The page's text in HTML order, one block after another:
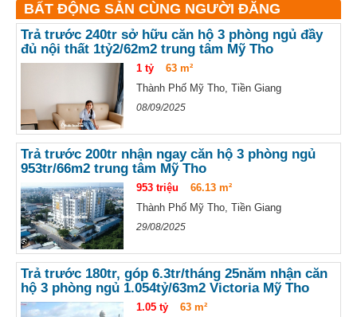
BẤT ĐỘNG SẢN CÙNG NGƯỜI ĐĂNG
Trả trước 240tr sở hữu căn hộ 3 phòng ngủ đầy
đủ nội thất 1tỷ2/62m2 trung tâm Mỹ Tho
1 tỷ
63 m²
Thành Phố Mỹ Tho, Tiền Giang
08/09/2025
Trả trước 200tr nhận ngay căn hộ 3 phòng ngủ
953tr/66m2 trung tâm Mỹ Tho
953 triệu
66.13 m²
Thành Phố Mỹ Tho, Tiền Giang
29/08/2025
Trả trước 180tr, góp 6.3tr/tháng 25năm nhận căn
hộ 3 phòng ngủ 1.054tỷ/63m2 Victoria Mỹ Tho
1.05 tỷ
63 m²